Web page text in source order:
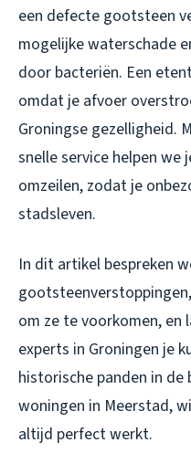
een defecte gootsteen
mogelijke waterschade
door bacteriën. Een
omdat je afvoer
Groningse gezelligheid.
snelle service helpen we
omzeilen, zodat je
stadsleven.
In dit artikel bespreken
om ze te voorkomen, en
experts in Groningen je
historische panden in
woningen in Meerstad,
altijd perfect werkt.